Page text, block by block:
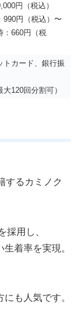
円（税込）
990円（税込）〜
：660円（税
トカード、銀行振
120回分割可）
するカミノク
採用し、
着率を実現。
も人気です。